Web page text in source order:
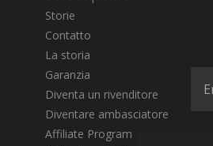
Storie
Contatto
La storia
Garanzia
Diventa un rivenditore
Diventare ambasciatore
Affiliate Program